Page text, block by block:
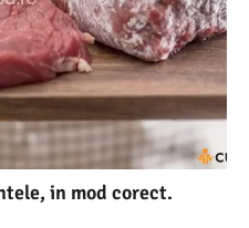
in mod corect.